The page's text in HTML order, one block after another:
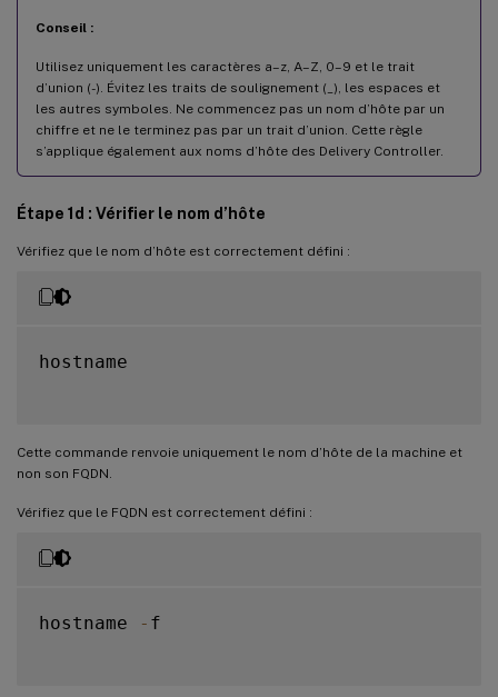
Conseil :
Utilisez uniquement les caractères a–z, A–Z, 0–9 et le trait
d’union (-). Évitez les traits de soulignement (_), les espaces et
les autres symboles. Ne commencez pas un nom d’hôte par un
chiffre et ne le terminez pas par un trait d’union. Cette règle
s’applique également aux noms d’hôte des Delivery Controller.
Étape 1d : Vérifier le nom d’hôte
Vérifiez que le nom d’hôte est correctement défini :
hostname
Cette commande renvoie uniquement le nom d’hôte de la machine et
non son FQDN.
Vérifiez que le FQDN est correctement défini :
hostname - f